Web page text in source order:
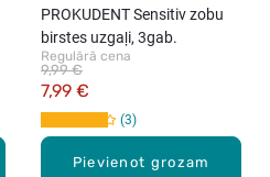
Pievienot grozam
PROKUDENT Sensitiv zobu
birstes uzgaļi, 3gab.
Regulārā cena
7,99 €
9,99 €
3